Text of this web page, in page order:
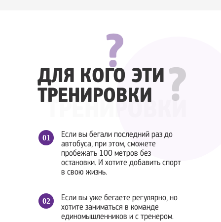
ДЛЯ КОГО ЭТИ
ТРЕНИРОВКИ
Если вы бегали последний раз до
автобуса, при этом, сможете
пробежать 100 метров без
остановки. И хотите добавить спорт
в свою жизнь.
Если вы уже бегаете регулярно, но
хотите заниматься в команде
единомышленников и с тренером.
ТРЕНИРОВКИ
?
?